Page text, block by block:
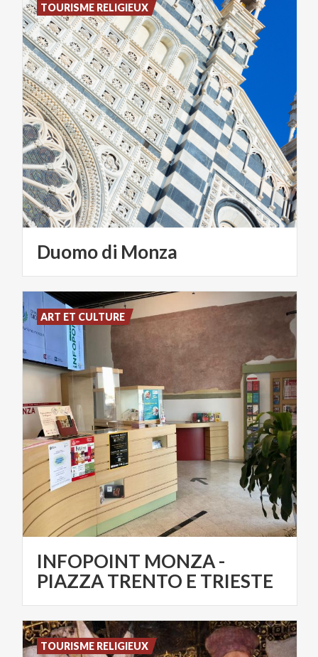
Duomodi Monza
TOURISME RELIGIEUX
INFOPOINT MONZA -
PIAZZA TRENTO E TRIESTE
ART ET CULTURE
TOURISME RELIGIEUX